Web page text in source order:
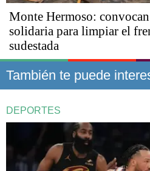
Monte Hermoso:
solidaria para limpiar el
sudestada
También te puede
DEPORTES